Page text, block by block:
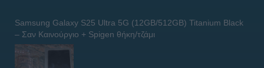
Samsung Galaxy S25 Ultra 5G (12GB/512GB) Titanium Black
– Σαν Καινούργιο + Spigen θήκη/τζάμι